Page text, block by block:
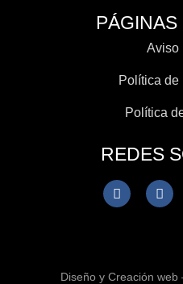
Aviso
Política de
Política
REDES
Diseño y Creación web